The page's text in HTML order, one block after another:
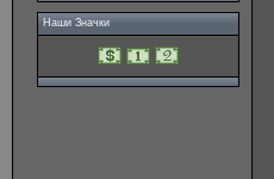
Наши Значки